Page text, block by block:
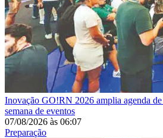
Inovação GO!RN 2026 amplia agenda
semana de eventos
07/08/2026 às 06:07
Preparação